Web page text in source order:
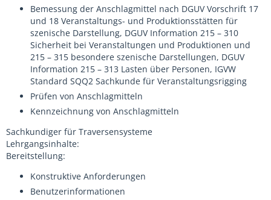
Bemessung der Anschlagmittel nach DGUV Vorschrift 17
und 18 Veranstaltungs- und Produktionsstätten für
szenische Darstellung, DGUV Information 215 – 310
Sicherheit bei Veranstaltungen und Produktionen und
215 – 315 besondere szenische Darstellungen, DGUV
Information 215 – 313 Lasten über Personen, IGVW
Standard SQQ2 Sachkunde für Veranstaltungsrigging
Prüfen von Anschlagmitteln
Kennzeichnung von Anschlagmitteln
Sachkundiger für Traversensysteme
Lehrgangsinhalte:
Bereitstellung:
Konstruktive Anforderungen
Benutzerinformationen